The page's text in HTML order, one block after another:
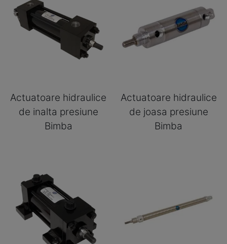
Actuatoare hidraulice
de inalta presiune
Bimba
Actuatoare hidraulice
de joasa presiune
Bimba